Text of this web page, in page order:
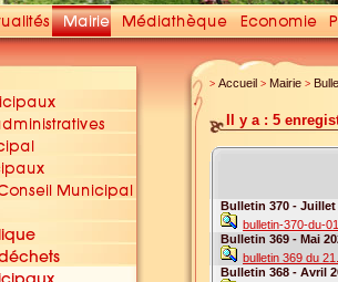
> Accueil > Mairie >
Il y a : 5
Bulletin 370 - Juillet
bulletin-370-du-
Bulletin 369 - Mai
bulletin 369 du
Bulletin 368 - Avril